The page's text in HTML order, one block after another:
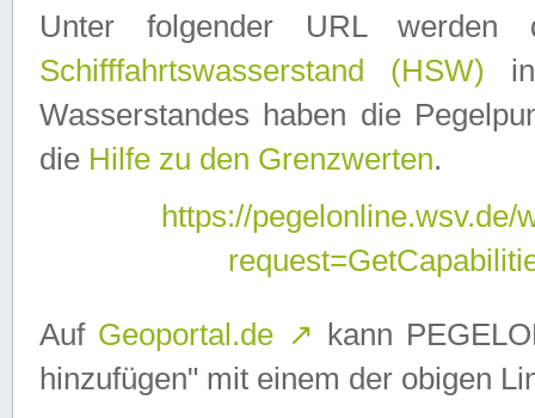
Unter folgender URL
Schifffahrtswasserstand (HSW)
Wasserstandes haben die
die Hilfe zu den Grenzwerten.
https://
Auf Geoportal.de ↗ kann
hinzufügen" mit einem der obigen